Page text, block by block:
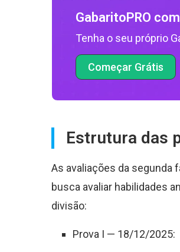
GabaritoPRO
Tenha o seu próprio
Começar Grátis
Estrutura das
As avaliações da segunda
busca avaliar habilidades
divisão:
Prova I — 18/12/2025: